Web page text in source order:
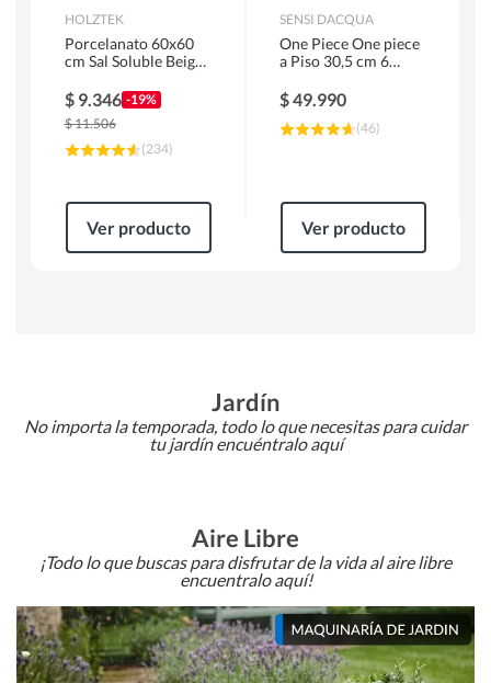
HOLZTEK
Porcelanato 60x60
cm Sal Soluble Beige
$ 9.346 -19%
$11.506
(234)
Ver producto
SENSI DACQUA
One Piece One piece
a Piso 30,5 cm 6
$49.990
(46)
Ver producto
Jardín
No importa la temporada, todo lo que necesitas para cuidar
tu jardín encuéntralo aquí
Aire Libre
¡Todo lo que buscas para disfrutar de la vida al aire libre
encuentralo aquí!